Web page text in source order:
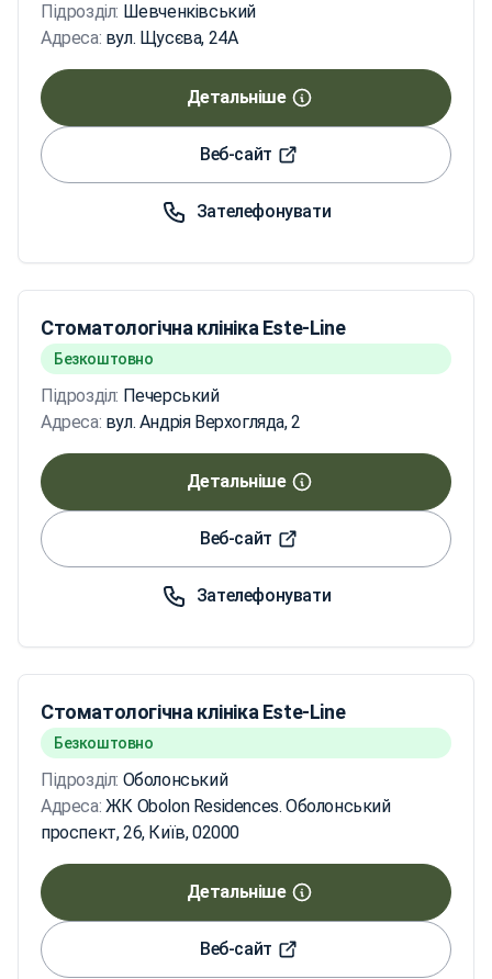
Підрозділ: Шевченківський
Адреса: вул. Щусєва, 24А
Детальніше
Веб-сайт
Зателефонувати
Стоматологічна клініка Este-Line
Безкоштовно
Підрозділ: Печерський
Адреса: вул. Андрія Верхогляда, 2
Детальніше
Веб-сайт
Зателефонувати
Стоматологічна клініка Este-Line
Безкоштовно
Підрозділ: Оболонський
Адреса: ЖК Obolon Residences. Оболонський
проспект, 26, Київ, 02000
Детальніше
Веб-сайт